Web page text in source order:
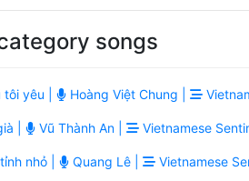
songs
yêu | Hoàng Việt Chung |
| Vũ Thành An | Vietnamese
nhỏ | Quang Lê | Vietnamese